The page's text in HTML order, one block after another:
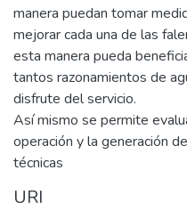
manera puedan tomar
mejorar cada una de las
esta manera pueda
tantos razonamientos de
disfrute del servicio.
Así mismo se permite
operación y la generación
técnicas
URI